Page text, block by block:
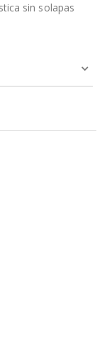
sin solapas